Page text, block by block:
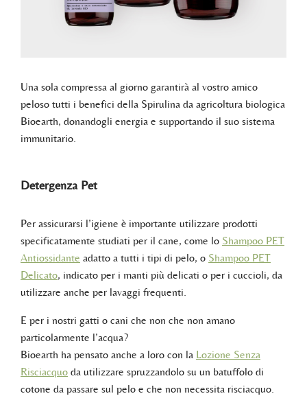
Una sola compressa al giorno garantirà al vostro amico
peloso tutti i benefici della Spirulina da agricoltura biologica
Bioearth, donandogli energia e supportando il suo sistema
immunitario.
Detergenza Pet
Per assicurarsi l’igiene è importante utilizzare prodotti
specificatamente studiati per il cane, come lo Shampoo PET
Antiossidante adatto a tutti i tipi di pelo, o Shampoo PET
Delicato, indicato per i manti più delicati o per i cuccioli, da
utilizzare anche per lavaggi frequenti.
E per i nostri gatti o cani che non che non amano
particolarmente l’acqua?
Bioearth ha pensato anche a loro con la Lozione Senza
Risciacquo da utilizzare spruzzandolo su un batuffolo di
cotone da passare sul pelo e che non necessita risciacquo.